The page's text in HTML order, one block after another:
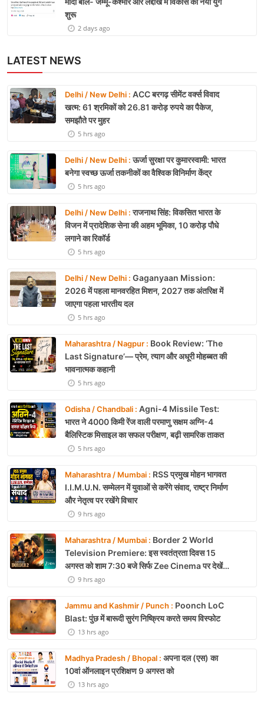
शुरू
2 days ago
LATEST NEWS
Delhi / New Delhi : ACC बरगढ़ सीमेंट वर्क्स विवाद
खत्म: 61 श्रमिकों को 26.81 करोड़ रुपये का पैकेज,
समझौते पर मुहर
5 hrs ago
Delhi / New Delhi :ऊर्जा सुरक्षा पर कुमारस्वामी: भारत
बनेगा स्वच्छ ऊर्जा तकनीकों का वैश्विक विनिर्माण केंद्र
5 hrs ago
Delhi / New Delhi :राजनाथ सिंह: विकसित भारत के
विजन में प्रादेशिक सेना की अहम भूमिका, 10 करोड़ पौधे
लगाने का रिकॉर्ड
5 hrs ago
Delhi / New Delhi : Gaganyaan Mission:
2026 में पहला मानवरहित मिशन, 2027 तक अंतरिक्ष में
जाएगा पहला भारतीय दल
5 hrs ago
Maharashtra / Nagpur : Book Review: ‘The
Last Signature’— प्रेम, त्याग और अधूरी मोहब्बत की
भावनात्मक कहानी
5 hrs ago
Odisha / Chandbali : Agni-4 Missile Test:
भारत ने 4000 किमी रेंज वाली परमाणु सक्षम अग्नि-4
बैलिस्टिक मिसाइल का सफल परीक्षण, बढ़ी सामरिक ताकत
5 hrs ago
Maharashtra / Mumbai : RSS प्रमुख मोहन भागवत
I.I.M.U.N. सम्मेलन में युवाओं से करेंगे संवाद, राष्ट्र निर्माण
और नेतृत्व पर रखेंगे विचार
9 hrs ago
Maharashtra / Mumbai : Border 2 World
Television Premiere: इस स्वतंत्रता दिवस 15
अगस्त को शाम 7:30 बजे सिर्फ Zee Cinema पर देखें
बॉर्डर 29 hrs ago
Jammu and Kashmir / Punch : Poonch LoC
Blast: पुंछ में बारूदी सुरंग निष्क्रिय करते समय विस्फोट
13 hrs ago
Madhya Pradesh / Bhopal : अपना दल (एस) का
10वां ऑनलाइन प्रशिक्षण 9 अगस्त को
13 hrs ago